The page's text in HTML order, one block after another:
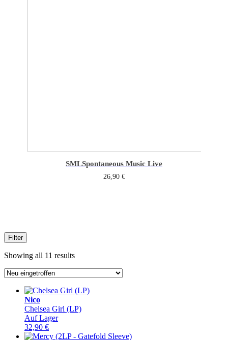
SMLSpontaneous Music Live
26,90 €
Filter
Showing all 11 resultsSorted
Nico
Chelsea Girl (LP)
Auf Lager
32,90 €